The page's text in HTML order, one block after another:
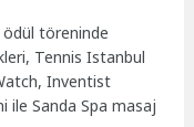
ödül töreninde
Tennis Istanbul
Inventist
ile Sanda Spa masaj